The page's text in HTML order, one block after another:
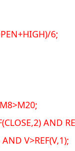
6;
AND
AND V>REF(V,1);